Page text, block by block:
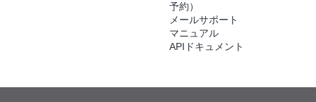
予約）
メールサポート
マニュアル
APIドキュメント